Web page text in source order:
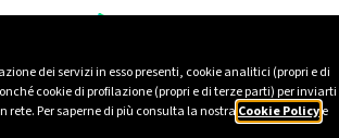
dei servizi in esso presenti, cookie analitici (propri e di
cookie di profilazione (propri e di terze parti) per inviarti
Per saperne di più consulta la nostra Cookie Policye